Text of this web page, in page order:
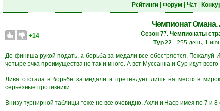
Рейтинги| Форум Чат|
Чемпионат Омана.
+14
Сезон 77. Чемпионаты
Тур 22 - 255 день, 1
До финиша рукой подать, а борьба за медали все обостряется. Пожалуй
четыре очка преимущества не так и много. А вот Муссанна и Сур идут всего
Лива отстала в борьбе за медали и претендует лишь на место в
серьёзные противники.
Внизу турнирной таблицы тоже не все очевидно. Ахли и Наср имея по 7 и